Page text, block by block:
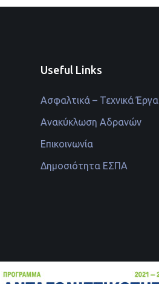
Useful Links
Ασφαλτικά – Τεχνικά Έργα
Ανακύκλωση Αδρανών
Επικοινωνία
Δημοσιότητα ΕΣΠΑ